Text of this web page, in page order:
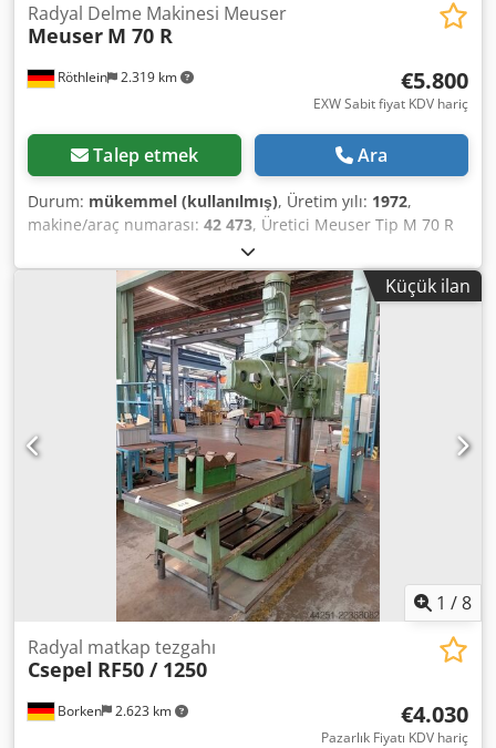
Röthlein 2.319 km
Radyal Delme Makinesi Meuser
Meuser M 70 R
€5.800
EXW Sabit fiyat KDV hariç
Talep etmek Ara
Durum: mükemmel (kullanılmış), Üretim yılı: 1972,
makine/araç numarası: 42 473, Üretici Meuser Tip M 70 R
Üretim yılı 1970 Durum çok iyi çalışıyor Teknik veriler boğaz
1800 mm Matkap mili yuvası MK6 delme kapasitesi maks.
120 Masa boyutu 2000x1100 mm Küp masa
700x700x500mm Ağırlık 8000 kg Dkodpfx Ajlp Iqmonyjr
Destek kolonu ile Hidrolik ve elektrik planı mevcuttur
Küçük ilan
1 /8
Borken 2.623 km
Radyal matkap tezgahı
Csepel RF50 / 1250
€4.030
Pazarlık Fiyatı KDV hariç